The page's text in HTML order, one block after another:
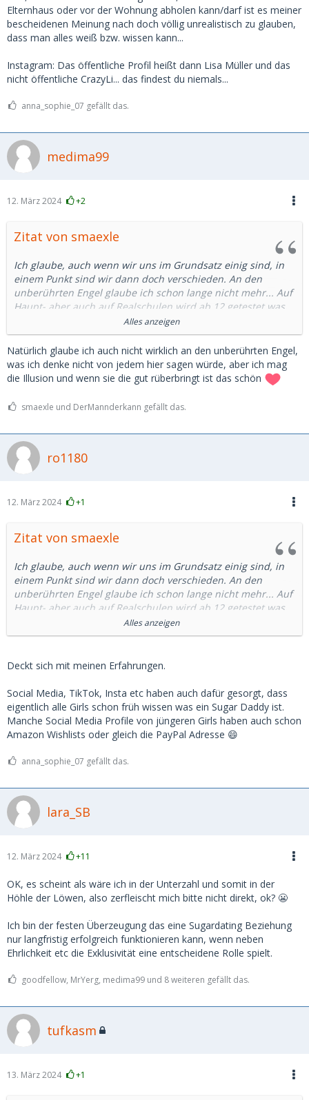
Elternhaus oder vor der Wohnung abholen kann/darf ist es meiner
bescheidenen Meinung nach doch völlig unrealistisch zu glauben,
dass man alles weiß bzw. wissen kann...
Instagram: Das öffentliche Profil heißt dann Lisa Müller und das
nicht öffentliche CrazyLi... das findest du niemals...
anna_sophie_07 gefällt das.
medima99
12. März 2024 +2
Zitat von smaexle
Ich glaube, auch wenn wir uns im Grundsatz einig sind, in
einem Punkt sind wir dann doch verschieden. An den
unberührten Engel glaube ich schon lange nicht mehr... Auf
Haupt- aber auch auf Realschulen wird ab 12 getestet was
das Zeug hält. Schwangerschaftsabbrüche sind keine
seltene Ausnahme mehr.
Von den, teils gefilmten, Wettbewerben auf den Schulklos
hatte ich ja vorher bereits geschrieben. "Schulen schlagen
Alarm wegen Kinderpornos" ist eine immer wiederkehrende
Schlagzeile. Nicht weil hier tatsächlich anonyme Pornos
verschickt werden, sondern weil die minderjährigen Gören
und Bengel das selbst gedrehte Material rumschicken.
https://deutsches-schulportal.…e-inhalte-im-klassenchat/
Daher gehe ich nicht davon aus, dass die Ü18 Dame
aus, dass sie das Thema Sugardating gar nicht erst in
Und, auch wenn man sich lange kennt, das Mädel auch mal
vorm Elternhaus oder vor der Wohnung abholen kann/darf
ist es meiner bescheidenen Meinung nach doch völlig
unrealistisch zu glauben, dass man alles weiß bzw. wissen
kann...
Instagram: Das öffentliche Profil heißt dann Lisa Müller und
Alles anzeigen
Natürlich glaube ich auch nicht wirklich an den unberührten Engel,
was ich denke nicht von jedem hier sagen würde, aber ich mag
die Illusion und wenn sie die gut rüberbringt ist das schön
smaexle und DerMannderkann gefällt das.
ro1180
12. März 2024 +1
Zitat von smaexle
Ich glaube, auch wenn wir uns im Grundsatz einig sind, in
einem Punkt sind wir dann doch verschieden. An den
unberührten Engel glaube ich schon lange nicht mehr... Auf
Haupt- aber auch auf Realschulen wird ab 12 getestet was
das Zeug hält. Schwangerschaftsabbrüche sind keine
seltene Ausnahme mehr.
Von den, teils gefilmten, Wettbewerben auf den Schulklos
hatte ich ja vorher bereits geschrieben. "Schulen schlagen
Alarm wegen Kinderpornos" ist eine immer wiederkehrende
Schlagzeile. Nicht weil hier tatsächlich anonyme Pornos
verschickt werden, sondern weil die minderjährigen Gören
und Bengel das selbst gedrehte Material rumschicken.
https://deutsches-schulportal.…e-inhalte-im-klassenchat/
unberührt ist. Im Gegenteil, ich gehe grundsätzlich davon
aus, dass sie das Thema Sugardating gar nicht erst in
Betracht ziehen würde, wäre sie nicht grundsätzlich positiv
zum Thema Sex eingestellt.
Und, auch wenn man sich lange kennt, das Mädel auch mal
ist es meiner bescheidenen Meinung nach doch völlig
unrealistisch zu glauben, dass man alles weiß bzw. wissen
Instagram: Das öffentliche Profil heißt dann Lisa Müller und
das nicht öffentliche CrazyLi... das findest du niemals...
Alles anzeigen
Deckt sich mit meinen Erfahrungen.
Social Media, TikTok, Insta etc haben auch dafür gesorgt, dass
eigentlich alle Girls schon früh wissen was ein Sugar Daddy ist.
Manche Social Media Profile von jüngeren Girls haben auch schon
Amazon Wishlists oder gleich die PayPal Adresse 😄
anna_sophie_07 gefällt das.
lara_SB
12. März 2024 +11
OK, es scheint als wäre ich in der Unterzahl und somit in der
Höhle der Löwen, also zerfleischt mich bitte nicht direkt, ok? 😬
Ich bin der festen Überzeugung das eine Sugardating Beziehung
nur langfristig erfolgreich funktionieren kann, wenn neben
Ehrlichkeit etc die Exklusivität eine entscheidene Rolle spielt.
goodfellow, MrYerg, medima99 und 8 weiteren gefällt das.
tufkasm
13. März 2024 +1